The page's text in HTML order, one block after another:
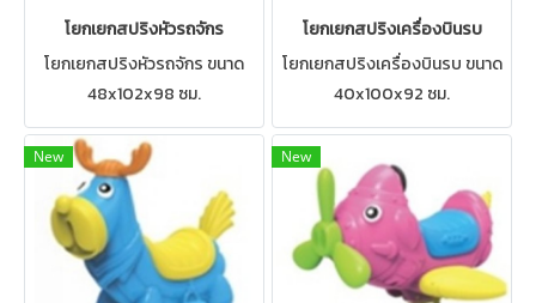
โยกเยกสปริงหัวรถจักร
โยกเยกสปริงหัวรถจักร ขนาด
48x102x98 ซม.
โยกเยกสปริงเครื่องบินรบ
โยกเยกสปริงเครื่องบินรบ ขนาด
40x100x92 ซม.
New New